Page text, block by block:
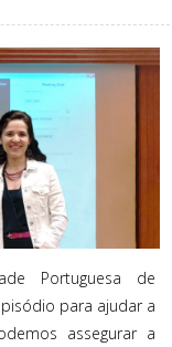
Portuguesa de
para ajudar a
assegurar a